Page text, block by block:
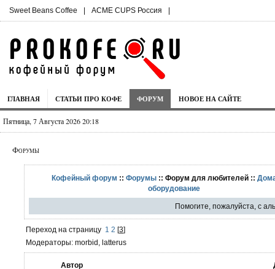
Sweet Beans Coffee | ACME CUPS Россия |
ГЛАВНАЯ СТАТЬИ ПРО КОФЕ ФОРУМ НОВОЕ НА САЙТЕ
Пятница, 7 Августа 2026 20:18
Форумы
Кофейный форум ::Форумы :: Форум для любителей ::
оборудование
Помогите, пожалуйста, с
Переход на страницу 1 2 [3]
Модераторы: morbid, latterus
Автор